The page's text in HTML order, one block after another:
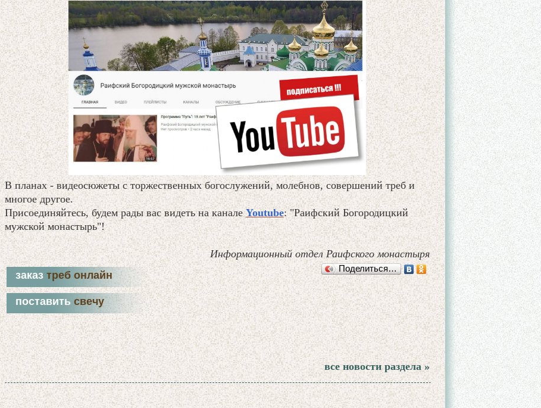
В планах - видеосюжеты с торжественных богослужений, молебнов, совершений треб и
многое другое.
Присоединяйтесь, будем рады вас видеть на каналеYoutube: "Раифский Богородицкий
мужской монастырь"!
Информационный отдел Раифского монастыря
заказ треб онлайн
поставить свечу
Поделиться…
все новости раздела »